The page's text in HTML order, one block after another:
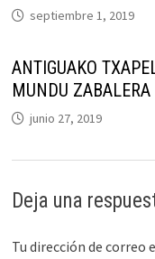
septiembre 1, 2019
ANTIGUAKO
MUNDU
junio 27, 2019
Deja una
Tu dirección de correo